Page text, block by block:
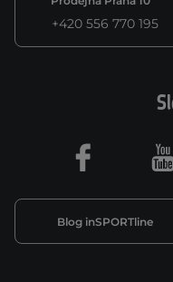
+420 556 770 195
Blog inSPORTline
Facebook